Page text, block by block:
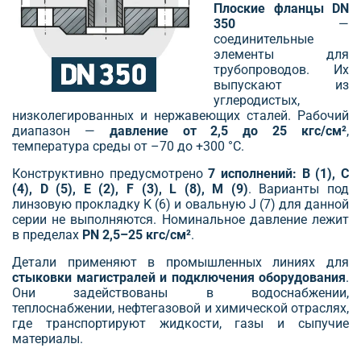
Плоские фланцы DN
350 —
соединительные
элементы для
трубопроводов. Их
выпускают из
углеродистых,
низколегированных и нержавеющих сталей. Рабочий
диапазон — давление от 2,5 до 25 кгс/см²,
температура среды от –70 до +300 °С.
Конструктивно предусмотрено7 исполнений: B (1), C
(4), D (5), E (2), F (3), L (8), M (9). Варианты под
линзовую прокладку K (6) и овальную J (7) для данной
серии не выполняются. Номинальное давление лежит
в пределах PN 2,5–25 кгс/см².
Детали применяют в промышленных линиях для
стыковки магистралей и подключения оборудования.
Они задействованы в водоснабжении,
теплоснабжении, нефтегазовой и химической отраслях,
где транспортируют жидкости, газы и сыпучие
материалы.